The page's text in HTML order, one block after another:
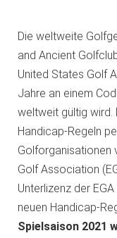
Die weltweite
and Ancient
United States Golf
Jahre an einem
weltweit gültig wird.
Handicap-Regeln
Golforganisationen
Golf Association
Unterlizenz der
neuen Handicap-
Spielsaison 2021